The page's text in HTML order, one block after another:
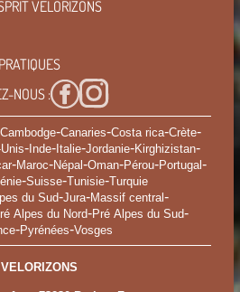
VÉLORIZONS
PRATIQUES
NOUS :
Cambodge-Canaries-Costa rica-Crète-
- Inde- Italie-Jordanie-Kirghizistan-
-Maroc-Népal -Oman-Pérou-Portugal -
-Suisse-Tunisie-Turquie
du Sud-Jura-Massif central -
Alpes du Nord-Pré Alpes du Sud-
-Pyrénées-Vosges
VELORIZONS